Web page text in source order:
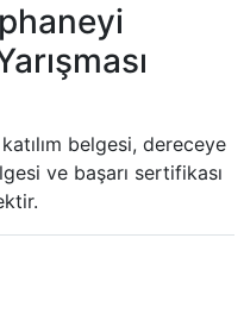
belgesi, dereceye
ve başarı sertifikası